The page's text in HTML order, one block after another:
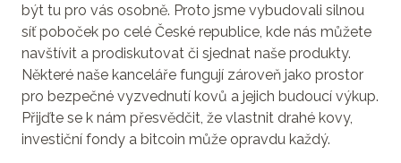
být tu pro vás osobně. Proto jsme vybudovali silnou
síť poboček po celé České republice, kde nás můžete
navštívit a prodiskutovat či sjednat naše produkty.
Některé naše kanceláře fungují zároveň jako prostor
pro bezpečné vyzvednutí kovů a jejich budoucí výkup.
Přijďte se k nám přesvědčit, že vlastnit drahé kovy,
investiční fondy a bitcoin může opravdu každý.